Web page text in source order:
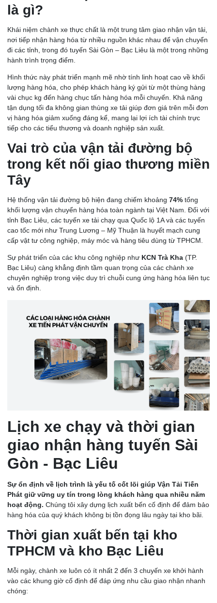
là gì?
Khái niệm chành xe thực chất là một trung tâm giao nhận vận tải,
nơi tiếp nhận hàng hóa từ nhiều nguồn khác nhau để vận chuyển
đi các tỉnh, trong đó tuyến Sài Gòn – Bạc Liêu là một trong những
hành trình trọng điểm.
Hình thức này phát triển mạnh mẽ nhờ tính linh hoạt cao về khối
lượng hàng hóa, cho phép khách hàng ký gửi từ một thùng hàng
vài chục kg đến hàng chục tấn hàng hóa mỗi chuyến. Khả năng
tận dụng tối đa không gian thùng xe tải giúp đơn giá trên mỗi đơn
vị hàng hóa giảm xuống đáng kể, mang lại lợi ích tài chính trực
tiếp cho các tiểu thương và doanh nghiệp sản xuất.
Vai trò của vận tải đường bộ
trong kết nối giao thương miền
Tây
Hệ thống vận tải đường bộ hiện đang chiếm khoảng 74% tổng
khối lượng vận chuyển hàng hóa toàn ngành tại Việt Nam. Đối với
tỉnh Bạc Liêu, các tuyến xe tải chạy qua Quốc lộ 1A và các tuyến
cao tốc mới như Trung Lương – Mỹ Thuận là huyết mạch cung
cấp vật tư công nghiệp, máy móc và hàng tiêu dùng từ TPHCM.
Sự phát triển của các khu công nghiệp như KCN Trà Kha (TP.
Bạc Liêu) càng khẳng định tầm quan trọng của các chành xe
chuyên nghiệp trong việc duy trì chuỗi cung ứng hàng hóa liên tục
và ổn định.
Lịch xe chạy và thời gian
giao nhận hàng tuyến Sài
Gòn - Bạc Liêu
Sự ổn định về lịch trình là yếu tố cốt lõi giúp Vận Tải Tiến
Phát giữ vững uy tín trong lòng khách hàng qua nhiều năm
hoạt động. Chúng tôi xây dựng lịch xuất bến cố định để đảm bảo
hàng hóa của quý khách không bị tồn đọng lâu ngày tại kho bãi.
Thời gian xuất bến tại kho
TPHCM và kho Bạc Liêu
Mỗi ngày, chành xe luôn có ít nhất 2 đến 3 chuyến xe khởi hành
vào các khung giờ cố định để đáp ứng nhu cầu giao nhận nhanh
chóng: